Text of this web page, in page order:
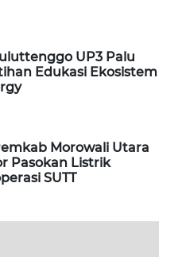
UP3 Palu
Edukasi Ekosistem
Morowali Utara
Pasokan Listrik
SUTT